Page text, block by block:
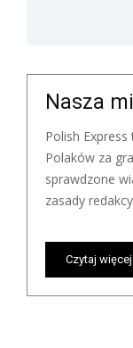
Nasza
Polish
Polaków za
sprawdzone
zasady
Czytaj więcej